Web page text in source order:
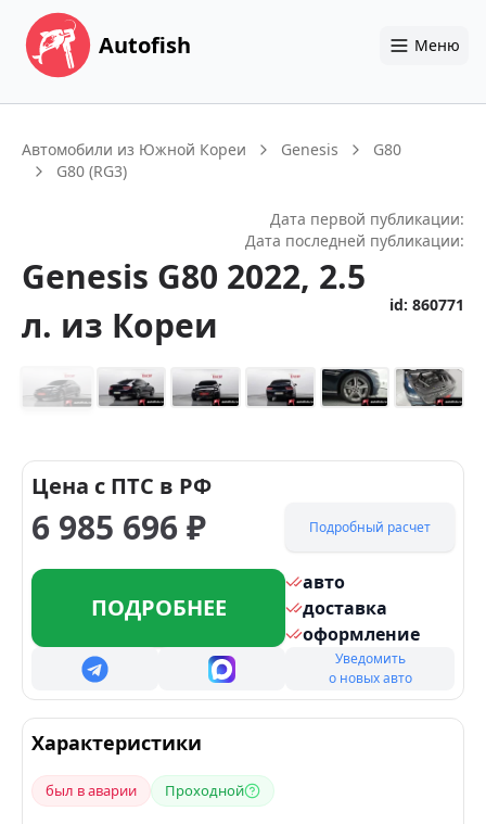
Autofish Меню
Автомобили из Южной Кореи Genesis
G80
G80 (RG3)
Дата первой публикации:
Дата последней публикации:
Genesis G80 2022, 2.5
л. из Кореи id: 860771
Цена с ПТС в РФ
6 985 696₽ Подробный расчет
ПОДРОБНЕЕ
авто
доставка
оформление
Уведомить
о новых авто
Характеристики
был в аварии Проходной